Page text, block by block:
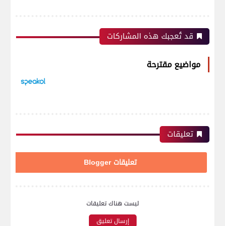
قد تُعجبك هذه المشاركات
مواضيع مقترحة
تعليقات
تعليقات Blogger
ليست هناك تعليقات
إرسال تعليق